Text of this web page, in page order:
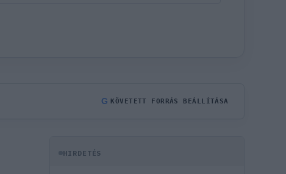
G KÖVETETT FORRÁS BEÁLLÍTÁSA
HIRDETÉS